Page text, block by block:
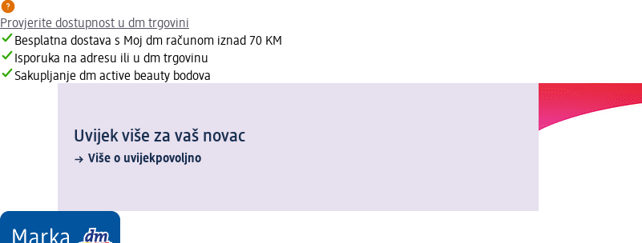
Provjerite dostupnost u dm trgovini
Besplatna dostava s Moj dm računom iznad 70 KM
Isporuka na adresu ili u dm trgovinu
Sakupljanje dm active beauty bodova
Uvijek više za vaš novac
Više o uvijekpovoljno